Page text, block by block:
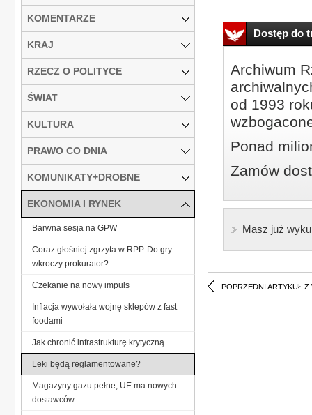
Dostęp do
Archiwum
od 1993
Ponad
Zamów
Masz już
POPRZEDNI ARTYKUŁ Z
KOMENTARZE
KRAJ
RZECZ O POLITYCE
ŚWIAT
KULTURA
PRAWO CO DNIA
KOMUNIKATY+DROBNE
EKONOMIA I RYNEK
Barwna sesja na GPW
Coraz głośniej zgrzyta w RPP. Do gry
wkroczy prokurator?
Czekanie na nowy impuls
Inflacja wywołała wojnę sklepów z fast
foodami
Jak chronić infrastrukturę krytyczną
Leki będą reglamentowane?
Magazyny gazu pełne, UE ma nowych
dostawców